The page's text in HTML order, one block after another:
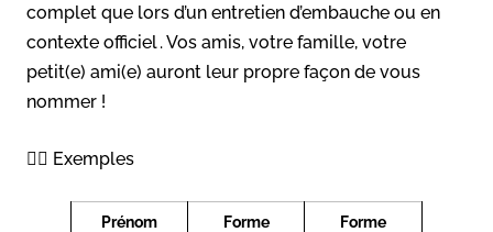
complet que lors d’un entretien d’embauche ou en
contexte officiel . Vos amis, votre famille, votre
petit(e) ami(e) auront leur propre façon de vous
nommer !
👉🏻 Exemples
Prénom
Forme
Forme